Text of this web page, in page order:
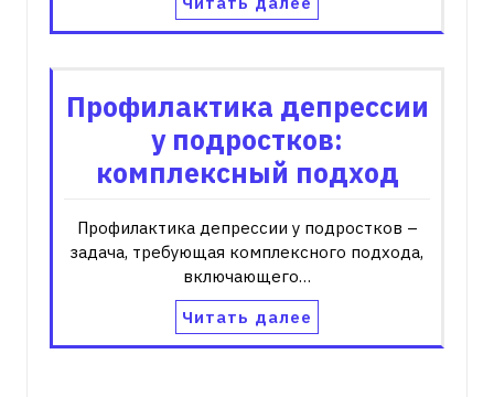
Профилактика депрессии
у подростков:
комплексный подход
Профилактика депрессии у подростков –
задача, требующая комплексного подхода,
включающего…
Читать далее